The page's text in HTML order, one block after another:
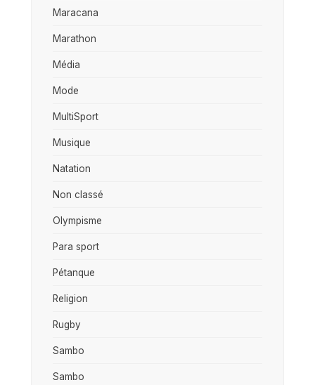
Maracana
Marathon
Média
Mode
MultiSport
Musique
Natation
Non classé
Olympisme
Para sport
Pétanque
Religion
Rugby
Sambo
Sambo